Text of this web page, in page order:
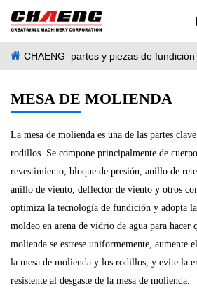
CHAENG partes y piezas de fundición
MESA DE MOLIENDA
La mesa de molienda es una de las partes
rodillos. Se compone principalmente de
revestimiento, bloque de presión, anillo de
anillo de viento, deflector de viento y otros
optimiza la tecnología de fundición y adopta
moldeo en arena de vidrio de agua para hacer
molienda se estrese uniformemente, aumente
la mesa de molienda y los rodillos, y evite la
resistente al desgaste de la mesa de molienda.